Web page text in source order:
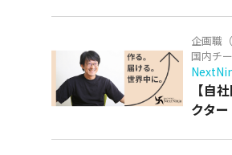
企画職
国内チ
【自
クター